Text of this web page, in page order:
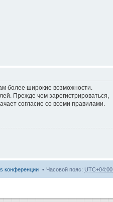
более широкие возможности.
Прежде чем зарегистрироваться,
согласие со всеми правилами.
Часовой пояс: UTC+04:00
конференции